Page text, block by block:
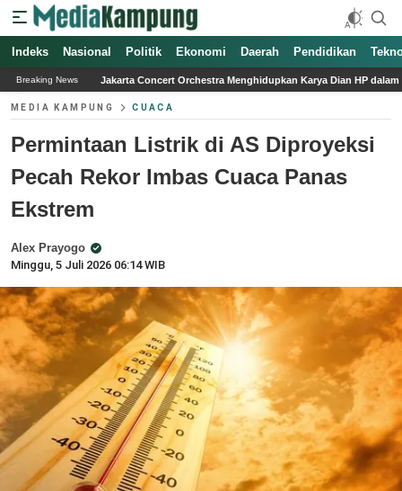
Indeks Nasional Politik Ekonomi Daerah Pendidikan
Breaking News
Concert Orchestra Menghidupkan Karya Dian HP dalam Konser Simfoni Nostalgia
MEDIA KAMPUNG CUACA
Permintaan Listrik di AS Diproyeksi
Pecah Rekor Imbas Cuaca Panas
Ekstrem
Alex Prayogo
Minggu, 5 Juli 2026 06:14 WIB